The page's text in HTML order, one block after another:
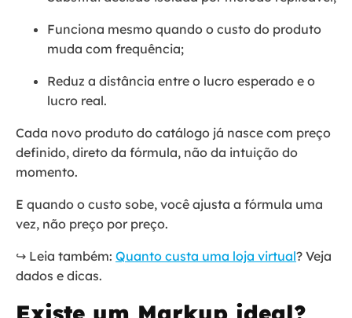
Funciona mesmo quando o custo do produto
muda com frequência;
Reduz a distância entre o lucro esperado e o
lucro real.
Cada novo produto do catálogo já nasce com preço
definido, direto da fórmula, não da intuição do
momento.
E quando o custo sobe, você ajusta a fórmula uma
vez, não preço por preço.
↪️ Leia também: Quanto custa uma loja virtual? Veja
dados e dicas.